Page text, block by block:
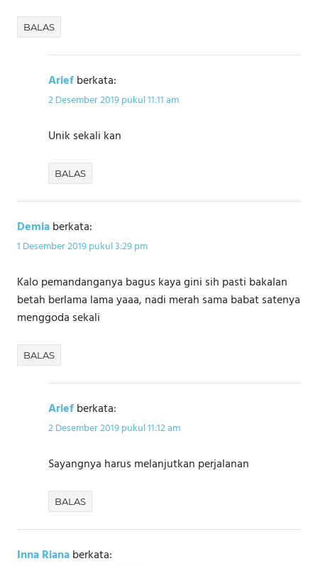
BALAS
Ariefberkata:
2 Desember 2019 pukul 11:11 am
Unik sekali kan
BALAS
Demiaberkata:
1 Desember 2019 pukul 3:29 pm
Kalo pemandanganya bagus kaya gini sih pasti bakalan
betah berlama lama yaaa, nadi merah sama babat satenya
menggoda sekali
BALAS
Ariefberkata:
2 Desember 2019 pukul 11:12 am
Sayangnya harus melanjutkan perjalanan
BALAS
Inna Rianaberkata: